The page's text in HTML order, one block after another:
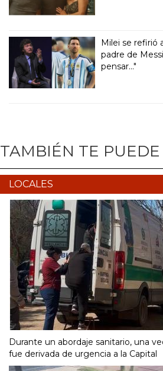
Milei se refirió
padre de
pensar..."
TAMBIÉN TE
LOCALES
Durante un abordaje sanitario, una
fue derivada de urgencia a la Capital